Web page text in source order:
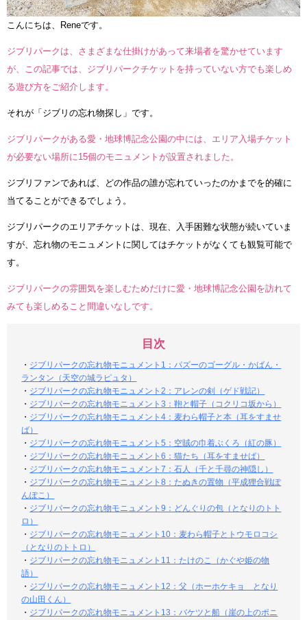
こんにちは、Reneです。
ジブリパークは、さまざまな仕掛けがあって来場者を驚かせています
が、この記事では、ジブリパークチケットを持っていない方でも楽しめ
る遊び方をご紹介します。
それが「ジブリの忘れ物探し」です。
ジブリパークがある愛・地球博記念公園の中には、エリア入場チケット
が必要ない場所に15個のモニュメントが設置されました。
ジブリファンであれば、どの作品の誰が忘れていったのかまでを的確に
当てることができるでしょう。
ジブリパークのエリアチケットは、現在、入手困難な状態が続いていま
すが、忘れ物のモニュメントに関してはチケットがなくても観覧可能で
す。
ジブリパークの雰囲気を楽しむためだけに愛・地球博記念公園を訪れて
みても楽しめること間違いなしです。
目次
・ ジブリパークの忘れ物モニュメント1：パズーのゴーグル・かばん・
ランタン（天空の城ラピュタ）
・ ジブリパークの忘れ物モニュメント2：アレンの剣（ゲド戦記）
・ ジブリパークの忘れ物モニュメント3：鞄と帽子（コクリコ坂から）
・ ジブリパークの忘れ物モニュメント4：麦わら帽子と本（耳をすませ
ば）
・ ジブリパークの忘れ物モニュメント5：空賊の巾着ぶくろ（紅の豚）
・ ジブリパークの忘れ物モニュメント6：猫たち（耳をすませば）
・ ジブリパークの忘れ物モニュメント7：石人（千と千尋の神隠し）
・ ジブリパークの忘れ物モニュメント8：たぬきの置物（平成狸合戦ぽ
んぽこ）
・ ジブリパークの忘れ物モニュメント9：どんぐりの包（となりのトト
ロ）
・ ジブリパークの忘れ物モニュメント10：麦わら帽子とトウモロコシ
（となりのトトロ）
・ ジブリパークの忘れ物モニュメント11：たけのこ（かぐや姫の物
語）
・ ジブリパークの忘れ物モニュメント12：父（ホーホケキョ となり
の山田くん）
・ ジブリパークの忘れ物モニュメント13：バケツと船（崖の上のポニ